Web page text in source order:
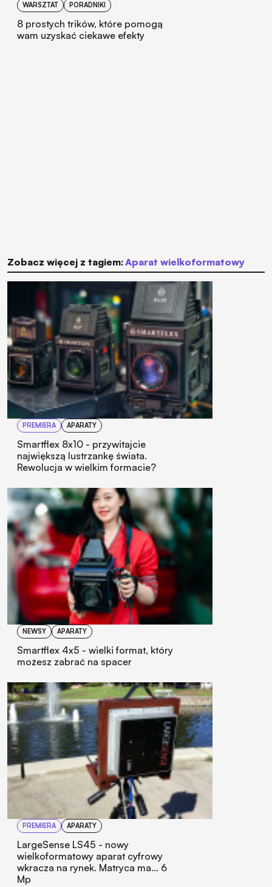
WARSZTAT PORADNIKI
8 prostych trików, które pomogą
wam uzyskać ciekawe efekty
Zobacz więcej z tagiem: aparat wielkoformatowy
PREMIERA APARATY
Smartflex 8x10 - przywitajcie
największą lustrzankę świata.
Rewolucja w wielkim formacie?
NEWSY APARATY
Smartflex 4x5 - wielki format, który
możesz zabrać na spacer
PREMIERA APARATY
LargeSense LS45 - nowy
wielkoformatowy aparat cyfrowy
wkracza na rynek. Matryca ma… 6
Mp